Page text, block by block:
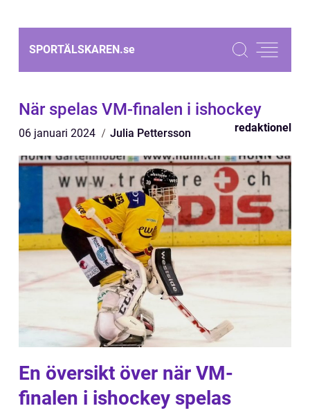
SPORTÄLSKAREN.se
När spelas VM-finalen i ishockey
06 januari 2024 Julia Pettersson redaktionel
En översikt över när VM-
finalen i ishockey spelas